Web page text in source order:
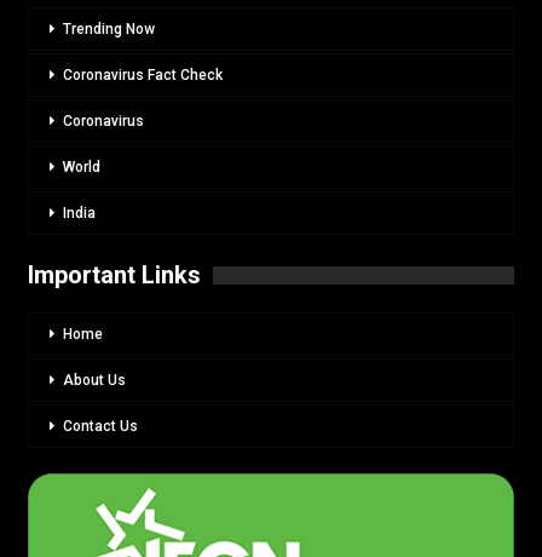
Trending Now
Coronavirus Fact Check
Coronavirus
World
India
Important Links
Home
About Us
Contact Us